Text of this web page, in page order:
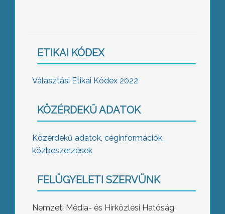
ETIKAI KÓDEX
Választási Etikai Kódex 2022
KÖZÉRDEKŰ ADATOK
Közérdekű adatok, céginformációk,
közbeszerzések
FELÜGYELETI SZERVÜNK
Nemzeti Média- és Hírközlési Hatóság